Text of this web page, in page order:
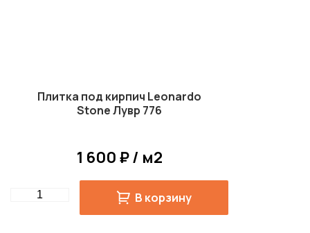
Плитка под кирпич Leonardo
Stone Лувр 776
1 600 ₽ / м2
Quantity В корзину